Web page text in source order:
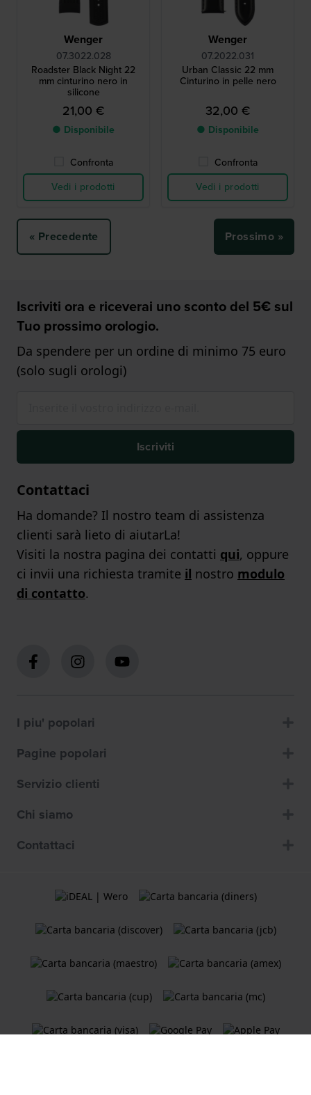
Wenger
07.3022.028
Roadster Black Night 22
mm cinturino nero in
silicone
21,00 €
● Disponibile
Confronta
Vedi i prodotti
Wenger
07.2022.031
Urban Classic 22 mm
Cinturino in pelle nero
32,00 €
● Disponibile
Confronta
Vedi i prodotti
« Precedente Prossimo »
Iscriviti ora e riceverai uno sconto del 5€ sul
Tuo prossimo orologio.
Da spendere per un ordine di minimo 75 euro
(solo sugli orologi)
Iscriviti
Contattaci
Ha domande? Il nostro team di assistenza
clienti sarà lieto di aiutarLa!
Visiti la nostra pagina dei contatti qui, oppure
ci invii una richiesta tramite il nostro modulo
di contatto.
I piu' popolari
Pagine popolari
Servizio clienti
Chi siamo
Contattaci